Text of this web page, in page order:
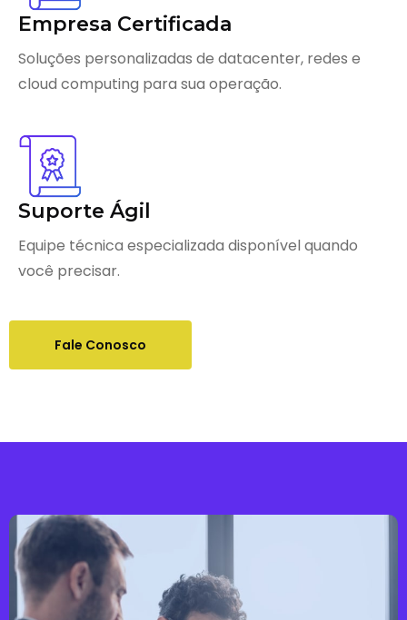
Empresa Certificada
Soluções personalizadas de datacenter, redes e
cloud computing para sua operação.
Suporte Ágil
Equipe técnica especializada disponível quando
você precisar.
Fale Conosco